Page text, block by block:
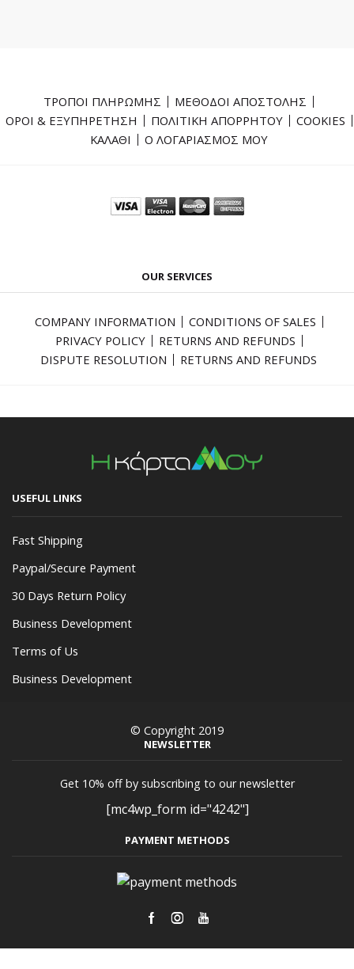
ΤΡΟΠΟΙ ΠΛΗΡΩΜΗΣ
ΜΕΘΟΔΟΙ ΑΠΟΣΤΟΛΗΣ
ΟΡΟΙ & ΕΞΥΠΗΡΕΤΗΣΗ
ΠΟΛΙΤΙΚΗ ΑΠΟΡΡΗΤΟΥ
COOKIES
ΚΑΛΑΘΙ
Ο ΛΟΓΑΡΙΑΣΜΟΣ ΜΟΥ
OUR SERVICES
COMPANY INFORMATION
CONDITIONS OF SALES
PRIVACY POLICY
RETURNS AND REFUNDS
DISPUTE RESOLUTION
RETURNS AND REFUNDS
USEFUL LINKS
Fast Shipping
Paypal/Secure Payment
30 Days Return Policy
Business Development
Terms of Us
Business Development
© Copyright 2019
NEWSLETTER
Get 10% off by subscribing to our newsletter
[mc4wp_form id="4242"]
PAYMENT METHODS